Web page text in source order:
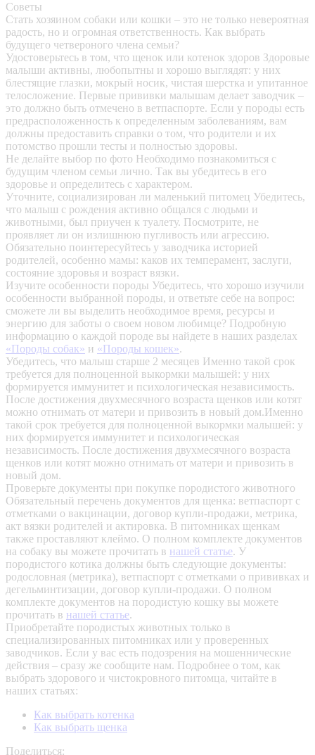
Советы
Стать хозяином собаки или кошки – это не только невероятная
радость, но и огромная ответственность. Как выбрать
будущего четвероного члена семьи?
Удостоверьтесь в том, что щенок или котенок здоров Здоровые
малыши активны, любопытны и хорошо выглядят: у них
блестящие глазки, мокрый носик, чистая шерстка и упитанное
телосложение. Первые прививки малышам делает заводчик –
это должно быть отмечено в ветпаспорте. Если у породы есть
предрасположенность к определенным заболеваниям, вам
должны предоставить справки о том, что родители и их
потомство прошли тесты и полностью здоровы.
Не делайте выбор по фото Необходимо познакомиться с
будущим членом семьи лично. Так вы убедитесь в его
здоровье и определитесь с характером.
Уточните, социализирован ли маленький питомец Убедитесь,
что малыш с рождения активно общался с людьми и
животными, был приучен к туалету. Посмотрите, не
проявляет ли он излишнюю пугливость или агрессию.
Обязательно поинтересуйтесь у заводчика историей
родителей, особенно мамы: каков их темперамент, заслуги,
состояние здоровья и возраст вязки.
Изучите особенности породы Убедитесь, что хорошо изучили
особенности выбранной породы, и ответьте себе на вопрос:
сможете ли вы выделить необходимое время, ресурсы и
энергию для заботы о своем новом любимце? Подробную
информацию о каждой породе вы найдете в наших разделах
«Породы собак» и «Породы кошек».
Убедитесь, что малыш старше 2 месяцев Именно такой срок
требуется для полноценной выкормки малышей: у них
формируется иммунитет и психологическая независимость.
После достижения двухмесячного возраста щенков или котят
можно отнимать от матери и привозить в новый дом.Именно
такой срок требуется для полноценной выкормки малышей: у
них формируется иммунитет и психологическая
независимость. После достижения двухмесячного возраста
щенков или котят можно отнимать от матери и привозить в
новый дом.
Проверьте документы при покупке породистого животного
Обязательный перечень документов для щенка: ветпаспорт с
отметками о вакцинации, договор купли-продажи, метрика,
акт вязки родителей и актировка. В питомниках щенкам
также проставляют клеймо. О полном комплекте документов
на собаку вы можете прочитать в нашей статье. У
породистого котика должны быть следующие документы:
родословная (метрика), ветпаспорт с отметками о прививках и
дегельминтизации, договор купли-продажи. О полном
комплекте документов на породистую кошку вы можете
прочитать в нашей статье.
Приобретайте породистых животных только в
специализированных питомниках или у проверенных
заводчиков. Если у вас есть подозрения на мошеннические
действия – сразу же сообщите нам. Подробнее о том, как
выбрать здорового и чистокровного питомца, читайте в
наших статьях:
Как выбрать котенка
Как выбрать щенка
Поделиться: